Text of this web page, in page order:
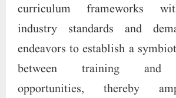
curriculum frameworks
industry standards and
endeavors to establish a
between training and
opportunities, thereby